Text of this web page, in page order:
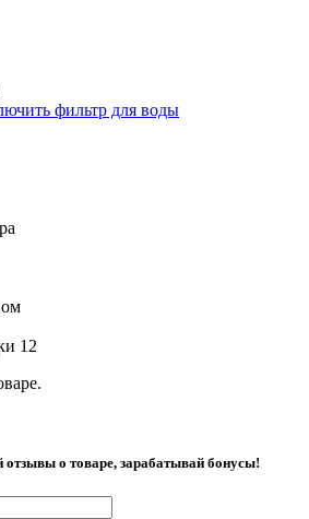
фильтр для воды
12
отзывы о товаре, зарабатывай бонусы!